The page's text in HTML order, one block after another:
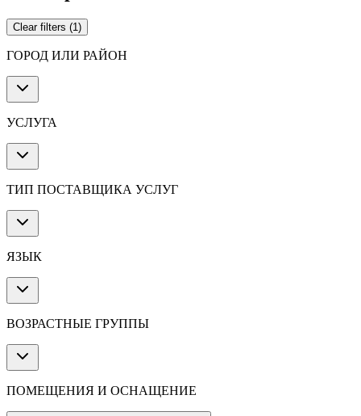
Clear filters (1)
ГОРОД ИЛИ РАЙОН
УСЛУГА
ТИП ПОСТАВЩИКА УСЛУГ
ЯЗЫК
ВОЗРАСТНЫЕ ГРУППЫ
ПОМЕЩЕНИЯ И ОСНАЩЕНИЕ